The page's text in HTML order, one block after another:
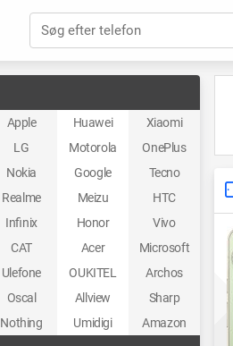
Søg efter telefon
Apple Huawei
Xiaomi
LG Motorola
OnePlus
Nokia Google
Tecno
Realme Meizu
HTC
Infinix Honor
Vivo
CAT Acer
Microsoft
Ulefone OUKITEL
Archos
Oscal Allview
Sharp
Nothing Umidigi Amazon